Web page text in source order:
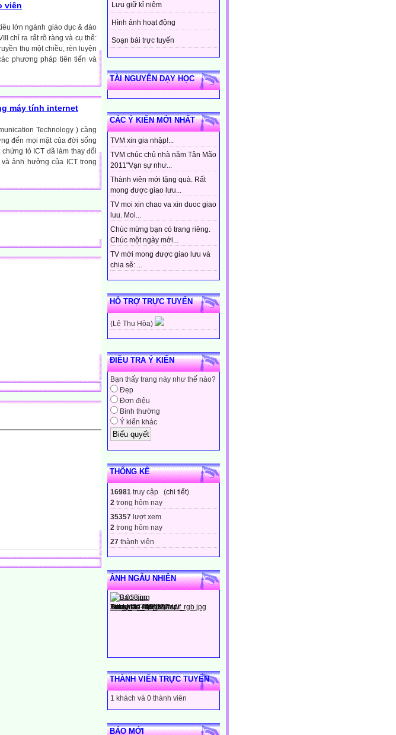
Lưu giữ kỉ niệm
Hình ảnh hoạt động
Soạn bài trực tuyến
TÀI NGUYÊN DẠY HỌC
CÁC Ý KIẾN MỚI NHẤT
TVM xin gia nhập!...
TVM chúc chủ nhà năm Tân Mão
2011"Vạn sự như...
Thành viên mới tặng quà. Rất
mong được giao lưu...
TV moi xin chao va xin duoc giao
luu. Moi...
Chúc mừng bạn có trang riêng.
Chúc một ngày mới...
TV mới mong được giao lưu và
chia sẽ: ...
HỖ TRỢ TRỰC TUYẾN
(Lê Thu Hòa)
ĐIỀU TRA Ý KIẾN
Bạn thấy trang này như thế nào?
Đẹp
Đơn điệu
Bình thường
Ý kiến khác
THỐNG KÊ
16981 truy cập (chi tiết)
2 trong hôm nay
35357 lượt xem
2 trong hôm nay
27 thành viên
ẢNH NGẪU NHIÊN
THÀNH VIÊN TRỰC TUYẾN
1 khách và 0 thành viên
BÁO MỚI
viên
lớn ngành giáo dục & đào
chỉ ra rất rõ ràng và cụ thể:
thụ một chiều, rèn luyện
phương pháp tiên tiến và
máy tính internet
Technology ) càng
đến mọi mặt của đời sống
tỏ ICT đã làm thay đổi
ảnh hưởng của ICT trong